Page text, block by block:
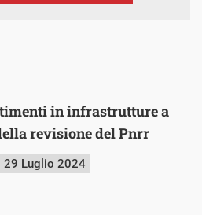
in infrastrutture a
revisione del Pnrr
29 Luglio 2024